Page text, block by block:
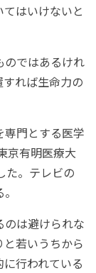
はいけないと
ではあるけれ
れば生命力の
門とする医学
京有明医療大
た。テレビの
は避けられな
若いうちから
行われている